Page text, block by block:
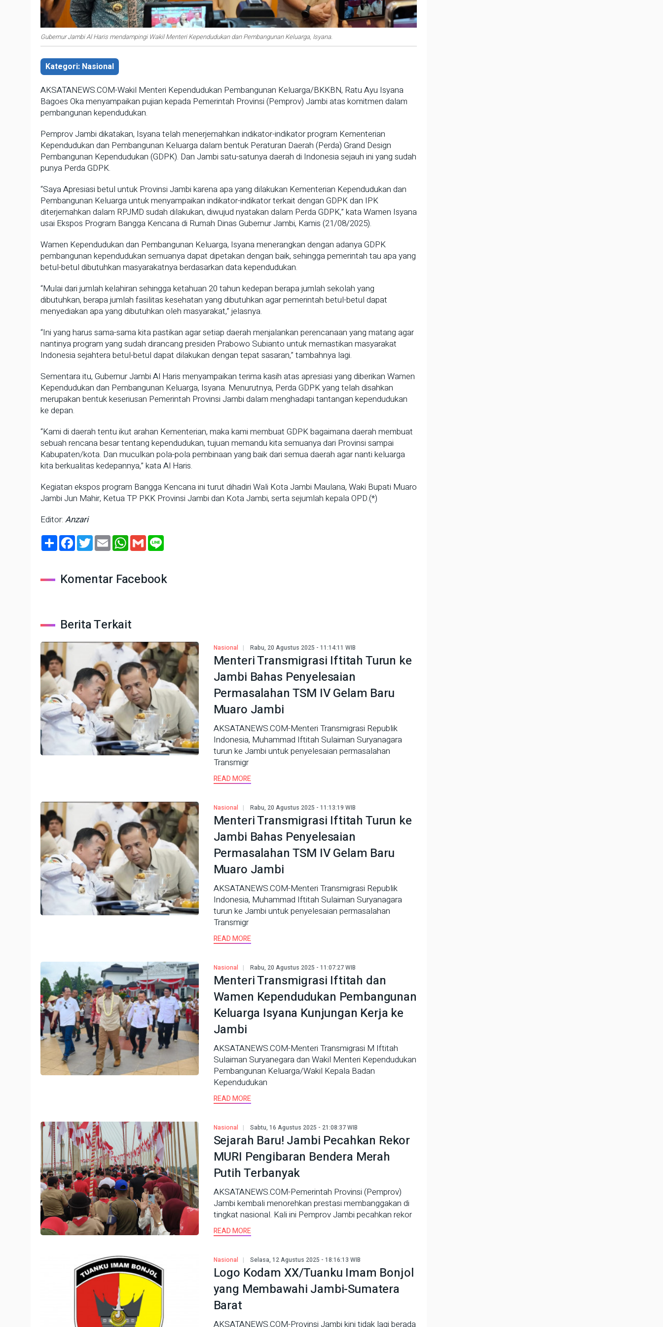
Gubernur Jambi Al Haris mendampingi Wakil Menteri Kependudukan dan Pembangunan Keluarga, Isyana.
Kategori: Nasional
AKSATANEWS.COM-Wakil Menteri Kependudukan Pembangunan Keluarga/BKKBN, Ratu Ayu Isyana
Bagoes Oka menyampaikan pujian kepada Pemerintah Provinsi (Pemprov) Jambi atas komitmen dalam
pembangunan kependudukan.
Pemprov Jambi dikatakan, Isyana telah menerjemahkan indikator-indikator program Kementerian
Kependudukan dan Pembangunan Keluarga dalam bentuk Peraturan Daerah (Perda) Grand Design
Pembangunan Kependudukan (GDPK). Dan Jambi satu-satunya daerah di Indonesia sejauh ini yang sudah
punya Perda GDPK.
“Saya Apresiasi betul untuk Provinsi Jambi karena apa yang dilakukan Kementerian Kependudukan dan
Pembangunan Keluarga untuk menyampaikan indikator-indikator terkait dengan GDPK dan IPK
diterjemahkan dalam RPJMD sudah dilakukan, diwujud nyatakan dalam Perda GDPK,” kata Wamen Isyana
usai Ekspos Program Bangga Kencana di Rumah Dinas Gubernur Jambi, Kamis (21/08/2025).
Wamen Kependudukan dan Pembangunan Keluarga, Isyana menerangkan dengan adanya GDPK
pembangunan kependudukan semuanya dapat dipetakan dengan baik, sehingga pemerintah tau apa yang
betul-betul dibutuhkan masyarakatnya berdasarkan data kependudukan.
“Mulai dari jumlah kelahiran sehingga ketahuan 20 tahun kedepan berapa jumlah sekolah yang
dibutuhkan, berapa jumlah fasilitas kesehatan yang dibutuhkan agar pemerintah betul-betul dapat
menyediakan apa yang dibutuhkan oleh masyarakat,” jelasnya.
“Ini yang harus sama-sama kita pastikan agar setiap daerah menjalankan perencanaan yang matang agar
nantinya program yang sudah dirancang presiden Prabowo Subianto untuk memastikan masyarakat
Indonesia sejahtera betul-betul dapat dilakukan dengan tepat sasaran,” tambahnya lagi.
Sementara itu, Gubernur Jambi Al Haris menyampaikan terima kasih atas apresiasi yang diberikan Wamen
Kependudukan dan Pembangunan Keluarga, Isyana. Menurutnya, Perda GDPK yang telah disahkan
merupakan bentuk keseriusan Pemerintah Provinsi Jambi dalam menghadapi tantangan kependudukan
ke depan.
“Kami di daerah tentu ikut arahan Kementerian, maka kami membuat GDPK bagaimana daerah membuat
sebuah rencana besar tentang kependudukan, tujuan memandu kita semuanya dari Provinsi sampai
Kabupaten/kota. Dan muculkan pola-pola pembinaan yang baik dari semua daerah agar nanti keluarga
kita berkualitas kedepannya,” kata Al Haris.
Kegiatan ekspos program Bangga Kencana ini turut dihadiri Wali Kota Jambi Maulana, Waki Bupati Muaro
Jambi Jun Mahir, Ketua TP PKK Provinsi Jambi dan Kota Jambi, serta sejumlah kepala OPD.(*)
Editor: Anzari
ShareFacebook
TwitterEmailWhatsApp
Gmail
Komentar Facebook
Berita Terkait
Nasional Rabu, 20 Agustus 2025 - 11:14:11 WIB
Menteri Transmigrasi Iftitah Turun ke
Jambi Bahas Penyelesaian
Permasalahan TSM IV Gelam Baru
Muaro Jambi
AKSATANEWS.COM-Menteri Transmigrasi Republik
Indonesia, Muhammad Iftitah Sulaiman Suryanagara
turun ke Jambi untuk penyelesaian permasalahan
Transmigr
READ MORE
Nasional Rabu, 20 Agustus 2025 - 11:13:19 WIB
Menteri Transmigrasi Iftitah Turun ke
Jambi Bahas Penyelesaian
Permasalahan TSM IV Gelam Baru
Muaro Jambi
AKSATANEWS.COM-Menteri Transmigrasi Republik
Indonesia, Muhammad Iftitah Sulaiman Suryanagara
turun ke Jambi untuk penyelesaian permasalahan
Transmigr
READ MORE
Nasional Rabu, 20 Agustus 2025 - 11:07:27 WIB
Menteri Transmigrasi Iftitah dan
Wamen Kependudukan Pembangunan
Keluarga Isyana Kunjungan Kerja ke
Jambi
AKSATANEWS.COM-Menteri Transmigrasi M Iftitah
Sulaiman Suryanegara dan Wakil Menteri Kependudukan
Pembangunan Keluarga/Wakil Kepala Badan
Kependudukan
READ MORE
Nasional Sabtu, 16 Agustus 2025 - 21:08:37 WIB
Sejarah Baru! Jambi Pecahkan Rekor
MURI Pengibaran Bendera Merah
Putih Terbanyak
AKSATANEWS.COM-Pemerintah Provinsi (Pemprov)
Jambi kembali menorehkan prestasi membanggakan di
tingkat nasional. Kali ini Pemprov Jambi pecahkan rekor
READ MORE
Nasional Selasa, 12 Agustus 2025 - 18:16:13 WIB
Logo Kodam XX/Tuanku Imam Bonjol
yang Membawahi Jambi-Sumatera
Barat
AKSATANEWS.COM-Provinsi Jambi kini tidak lagi berada